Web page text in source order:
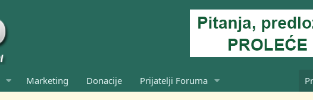
Marketing Donacije Prijatelji Foruma